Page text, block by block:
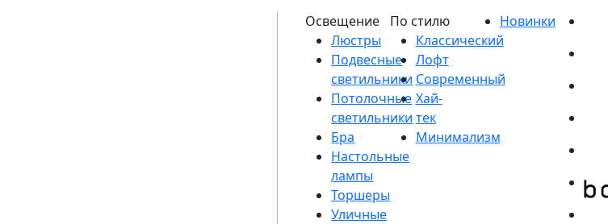
Люстры
Подвесные
светильники
Потолочные
светильники
Бра
Настольные
лампы
Торшеры
Уличные